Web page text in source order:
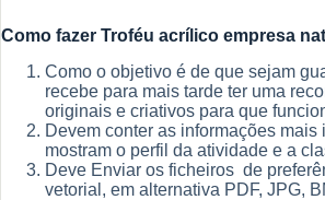
Como fazer Troféu acrílico empresa
Como o objetivo é de que sejam
recebe para mais tarde ter uma
originais e criativos para que
Devem conter as informações mais
mostram o perfil da atividade e a
Deve Enviar os ficheiros de
vetorial, em alternativa PDF, JPG,